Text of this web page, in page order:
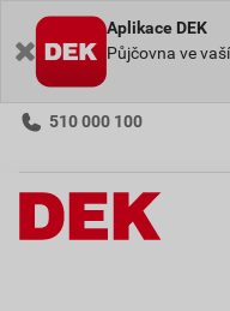
Aplikace DEK
Půjčovna ve
510 000 100